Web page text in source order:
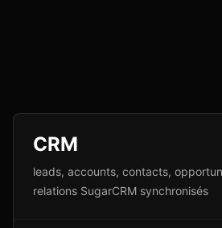
CRM
leads, accounts, contacts,
relations SugarCRM synchronisés